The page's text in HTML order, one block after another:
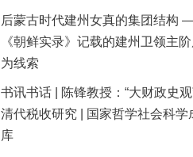
后蒙古时代建州女真的集团结构
《朝鲜实录》记载的建州卫领主
为线索
书讯书话 | 陈锋教授：“大财政史观
清代税收研究 | 国家哲学社会科学
库